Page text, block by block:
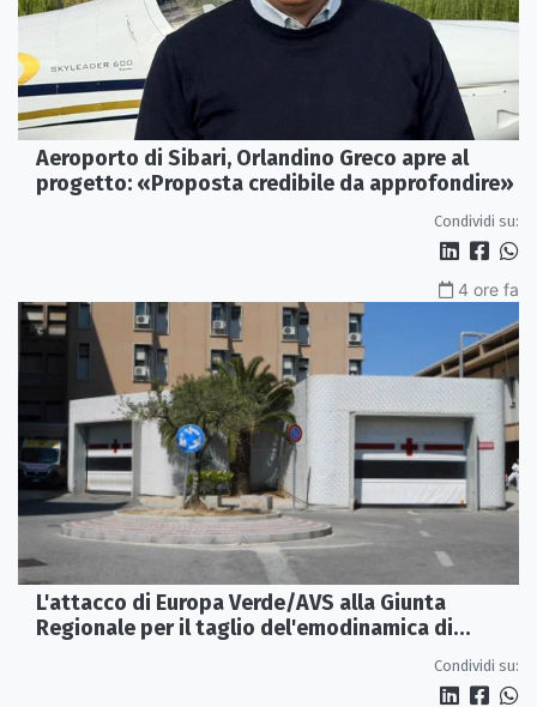
Aeroporto di Sibari, Orlandino Greco apre al
progetto: «Proposta credibile da approfondire»
Condividi su:
4 ore fa
L'attacco di Europa Verde/AVS alla Giunta
Regionale per il taglio del'emodinamica di
Condividi su: